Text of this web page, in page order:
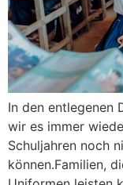
In den entlegenen
wir es immer
Schuljahren noch
können.Familien,